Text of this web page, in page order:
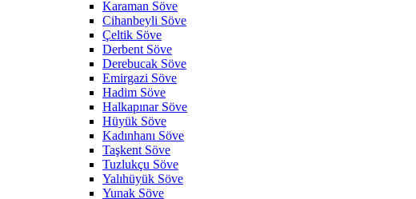
Karaman Söve
Cihanbeyli Söve
Çeltik Söve
Derbent Söve
Derebucak Söve
Emirgazi Söve
Hadim Söve
Halkapınar Söve
Hüyük Söve
Kadınhanı Söve
Taşkent Söve
Tuzlukçu Söve
Yalıhüyük Söve
Yunak Söve